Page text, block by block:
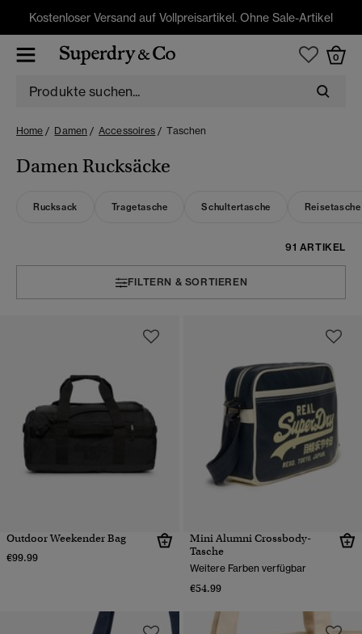
Kostenloser Versand auf Vollpreisartikel. Ohne Sale-Artikel
0
Home Damen Accessoires Taschen
Damen Rucksäcke
Rucksack Tragetasche Schultertasche Reisetasche
91 ARTIKEL
FILTERN & SORTIEREN
Outdoor Weekender Bag
€99.99
Mini Alumni Crossbody-
Tasche
Weitere Farben verfügbar
€54.99